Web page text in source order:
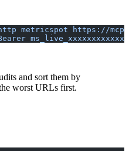
metricspot https://
and sort them by
worst URLs first.